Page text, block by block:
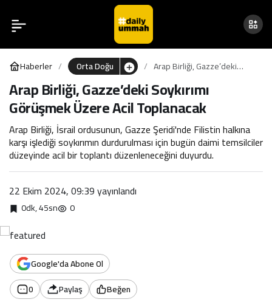
Haberler Orta Doğu
Arap Birliği, Gazze’deki
Soykırımı Görüşmek Üzere
Acil Toplanacak
Arap Birliği, Gazze’deki Soykırımı
Görüşmek Üzere Acil Toplanacak
Arap Birliği, İsrail ordusunun, Gazze Şeridi'nde Filistin halkına
karşı işlediği soykırımın durdurulması için bugün daimi temsilciler
düzeyinde acil bir toplantı düzenleneceğini duyurdu.
22 Ekim 2024, 09:39yayınlandı
0dk, 45sn 0
Google'da Abone Ol
0
Paylaş Beğen
Arap Birliği, Gazze’deki
Soykırımı Görüşmek Üzere
Acil Toplanacak
0
Arap Birliği, Gazze’deki
Soykırımı Görüşmek Üzere
Acil Toplanacak
0